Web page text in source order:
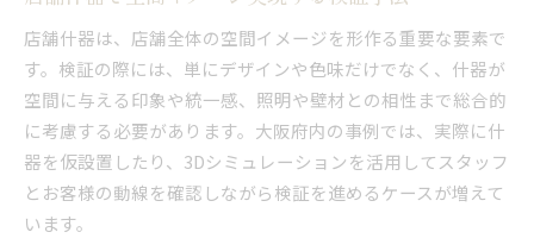
店舗什器は、店舗全体の空間イメージを形作る重要な要素で
す。検証の際には、単にデザインや色味だけでなく、什器が
空間に与える印象や統一感、照明や壁材との相性まで総合的
に考慮する必要があります。大阪府内の事例では、実際に什
器を仮設置したり、3Dシミュレーションを活用してスタッフ
とお客様の動線を確認しながら検証を進めるケースが増えて
います。